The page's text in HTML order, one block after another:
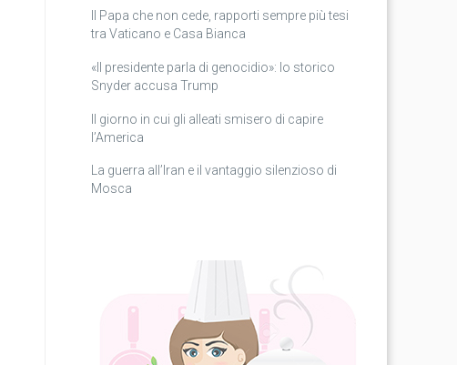
Il Papa che non cede, rapporti sempre più tesi
tra Vaticano e Casa Bianca
«Il presidente parla di genocidio»: lo storico
Snyder accusa Trump
Il giorno in cui gli alleati smisero di capire
l’America
La guerra all’Iran e il vantaggio silenzioso di
Mosca